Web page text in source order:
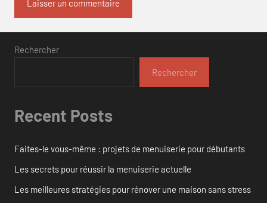
Rechercher
Rechercher
Recent Posts
Faites-le vous-même : projets de menuiserie pour débutants
Les secrets pour réussir la menuiserie actuelle
Les meilleures stratégies pour rénover une maison sans stress